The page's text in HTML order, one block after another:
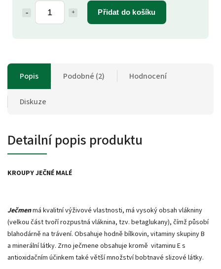
Přidat do košíku
Popis Podobné (2) Hodnocení
Diskuze
Detailní popis produktu
KROUPY JEČNÉ MALÉ
Ječmenmá kvalitní výživové vlastnosti, má vysoký obsah vlákniny
(velkou část tvoří rozpustná vláknina, tzv. betaglukany), čímž působí
blahodárně na trávení. Obsahuje hodně bílkovin, vitaminy skupiny B
a minerální látky. Zrno ječmene obsahuje kromě vitaminu E s
antioxidačním účinkem také větší množství bobtnavé slizové látky.